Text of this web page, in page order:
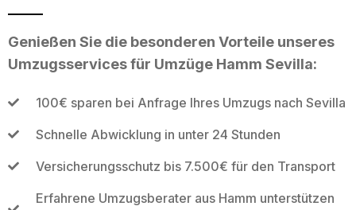
Genießen Sie die besonderen Vorteile unseres
Umzugsservices für Umzüge Hamm Sevilla:
100€ sparen bei Anfrage Ihres Umzugs nach Sevilla
Schnelle Abwicklung in unter 24 Stunden
Versicherungsschutz bis 7.500€ für den Transport
Erfahrene Umzugsberater aus Hamm unterstützen